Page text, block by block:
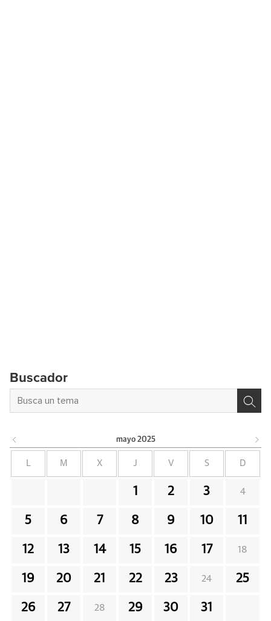
Buscador
mayo 2025
L M X J V S D
1 2 3 4
5 6 7 8 9 10 11
12 13 14 15 16 17 18
19 20 21 22 23 24 25
26 27 28 29 30 31